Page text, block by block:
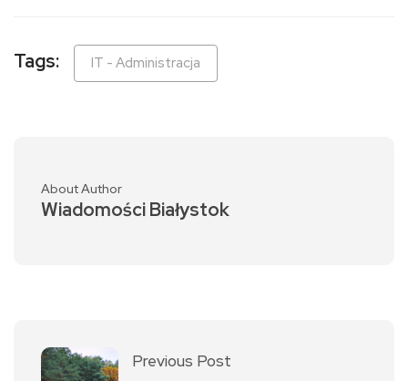
Tags: IT - Administracja
About Author
Wiadomości Białystok
Previous Post